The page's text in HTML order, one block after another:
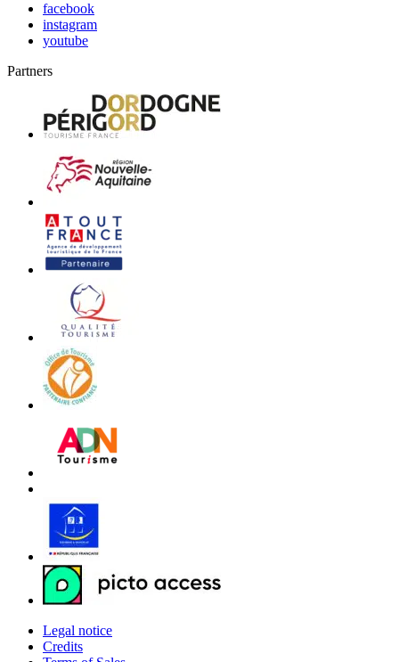
facebook
instagram
youtube
Partners
Legal notice
Credits